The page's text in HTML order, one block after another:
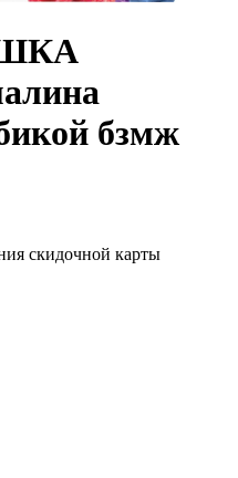
бзмж
скидочной карты